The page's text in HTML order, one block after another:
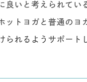
良いと考えられてい
ットヨガと普通のヨ
られるようサポート